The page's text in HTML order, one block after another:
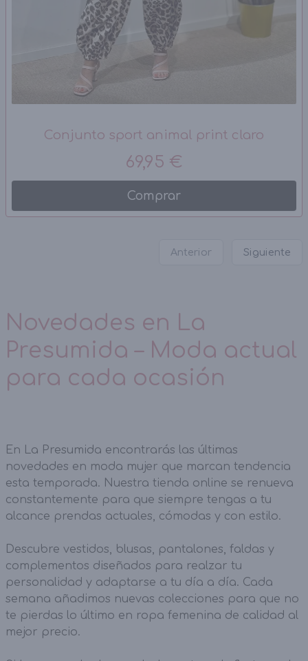
Conjunto sport animal print claro
69,95 €
Comprar
Anterior Siguiente
Novedades en La
Presumida – Moda actual
para cada ocasión
En La Presumida encontrarás las últimas
novedades en moda mujer que marcan tendencia
esta temporada. Nuestra tienda online se renueva
constantemente para que siempre tengas a tu
alcance prendas actuales, cómodas y con estilo.
Descubre vestidos, blusas, pantalones, faldas y
complementos diseñados para realzar tu
personalidad y adaptarse a tu día a día. Cada
semana añadimos nuevas colecciones para que no
te pierdas lo último en ropa femenina de calidad al
mejor precio.